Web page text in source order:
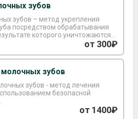
зубов
укрепления
посредством обрабатывания
которого уничтожаются
от 300₽
зубов
зубов - метод лечения
безопасной
от 1400₽